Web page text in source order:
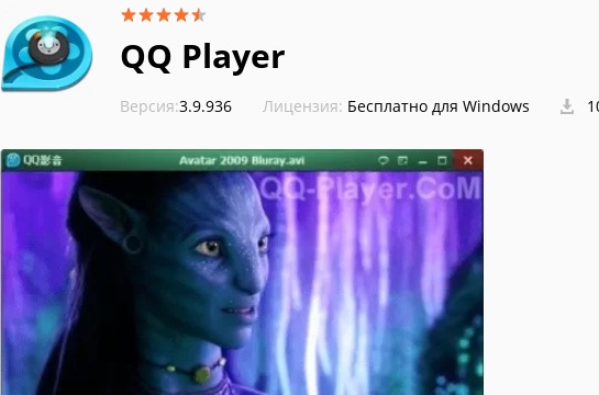
QQ Player
Версия:3.9.936 Лицензия: Бесплатно для Windows